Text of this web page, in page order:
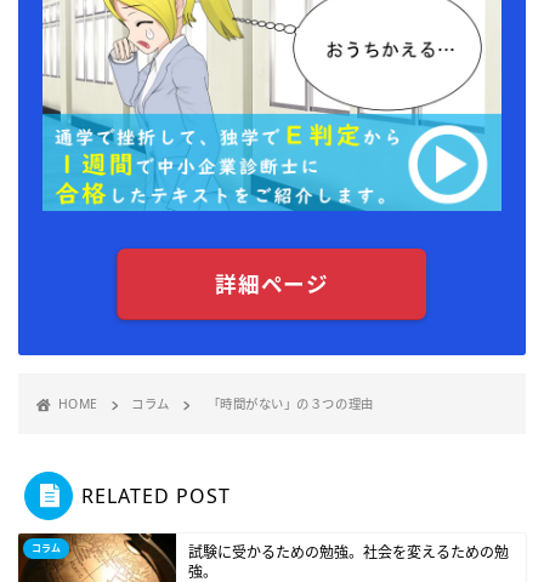
詳細ページ
HOME コラム 「時間がない」の３つの理由
RELATED POST
コラム
試験に受かるための勉強。社会を変えるための勉
強。